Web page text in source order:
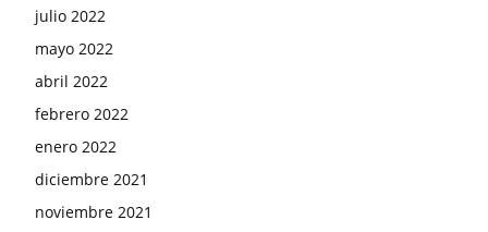
julio 2022
mayo 2022
abril 2022
febrero 2022
enero 2022
diciembre 2021
noviembre 2021